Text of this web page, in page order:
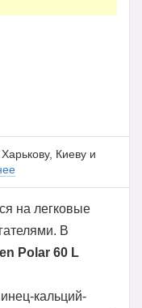
Киеву и
на легковые
В
Polar 60 L
кальций-